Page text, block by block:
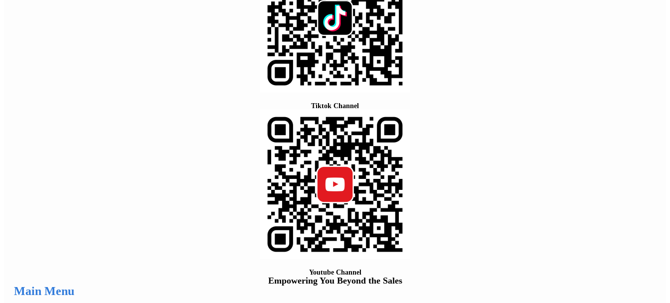
Tiktok Channel
Youtube Channel
Empowering You Beyond the Sales
Main Menu